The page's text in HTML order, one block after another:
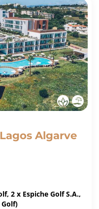
Algarve
2 x Espiche Golf S.A.,